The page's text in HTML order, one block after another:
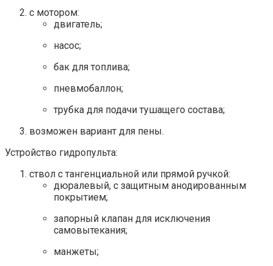
с мотором:
двигатель;
насос;
бак для топлива;
пневмобаллон;
трубка для подачи тушащего состава;
возможен вариант для пены.
Устройство гидропульта:
ствол с тангенциальной или прямой ручкой:
дюралевый, с защитным анодированным
покрытием;
запорный клапан для исключения
самовытекания;
манжеты;